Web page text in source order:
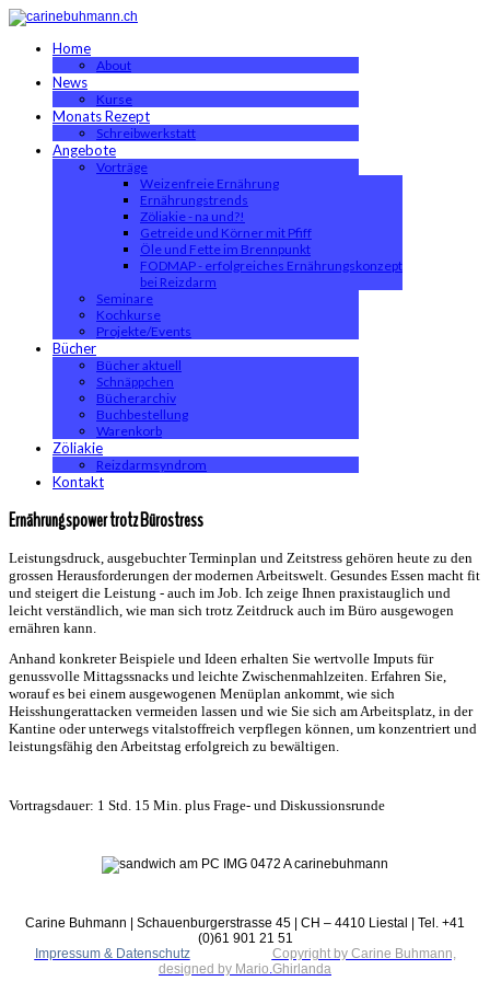
Home
About
News
Kurse
Monats Rezept
Schreibwerkstatt
Angebote
Vorträge
Weizenfreie Ernährung
Ernährungstrends
Zöliakie - na und?!
Getreide und Körner mit Pfiff
Öle und Fette im Brennpunkt
FODMAP - erfolgreiches Ernährungskonzept
bei Reizdarm
Seminare
Kochkurse
Projekte/Events
Bücher
Bücher aktuell
Schnäppchen
Bücherarchiv
Buchbestellung
Warenkorb
Zöliakie
Reizdarmsyndrom
Kontakt
Ernährungspower trotz Bürostress
Leistungsdruck, ausgebuchter Terminplan und Zeitstress gehören heute zu den
grossen Herausforderungen der modernen Arbeitswelt. Gesundes Essen macht fit
und steigert die Leistung - auch im Job. Ich zeige Ihnen praxistauglich und
leicht verständlich, wie man sich trotz Zeitdruck auch im Büro ausgewogen
ernähren kann.
Anhand konkreter Beispiele und Ideen erhalten Sie wertvolle Imputs für
genussvolle Mittagssnacks und leichte Zwischenmahlzeiten. Erfahren Sie,
worauf es bei einem ausgewogenen Menüplan ankommt, wie sich
Heisshungerattacken vermeiden lassen und wie Sie sich am Arbeitsplatz, in der
Kantine oder unterwegs vitalstoffreich verpflegen können, um konzentriert und
leistungsfähig den Arbeitstag erfolgreich zu bewältigen.
Vortragsdauer: 1 Std. 15 Min. plus Frage- und Diskussionsrunde
Carine Buhmann | Schauenburgerstrasse 45 | CH – 4410 Liestal | Tel. +41
(0)61 901 21 51
Impressum & Datenschutz
Copyright by Carine Buhmann,
designed by Mario.Ghirlanda